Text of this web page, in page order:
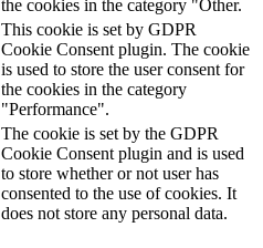
the cookies in the category "Other.
This cookie is set by GDPR
Cookie Consent plugin. The cookie
is used to store the user consent for
the cookies in the category
"Performance".
The cookie is set by the GDPR
Cookie Consent plugin and is used
to store whether or not user has
consented to the use of cookies. It
does not store any personal data.